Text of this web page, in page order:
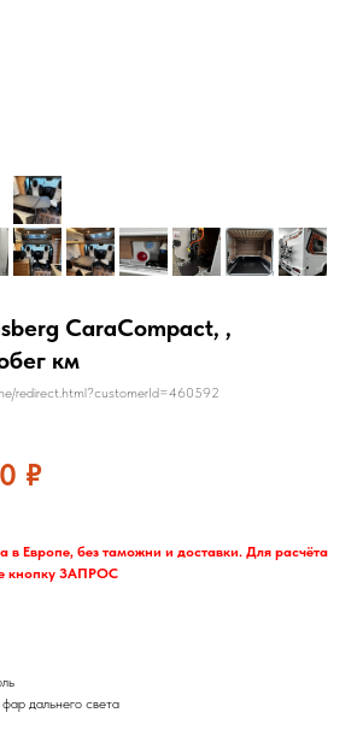
CaraCompact, ,
км
redirect.html?customerId=460592
₽
в Европе, без таможни и доставки. Для расчёта
кнопку ЗАПРОС
дальнего света